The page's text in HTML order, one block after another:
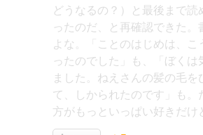
どうなるの？）と最後まで読
ったのだ、と再確認できた。
よな。「ことのはじめは、こ
ったのでした」も、「ぼくは
ました。ねえさんの髪の毛を
て、しかられたのです」も。
方がもっといっぱい好きだけ